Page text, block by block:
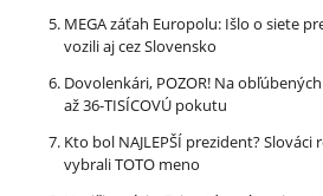
MEGA záťah Europolu: Išlo o siete
vozili aj cez Slovensko
Dovolenkári, POZOR! Na
až 36-TISÍCOVÚ pokutu
Kto bol NAJLEPŠÍ prezident? Slováci
vybrali TOTO meno